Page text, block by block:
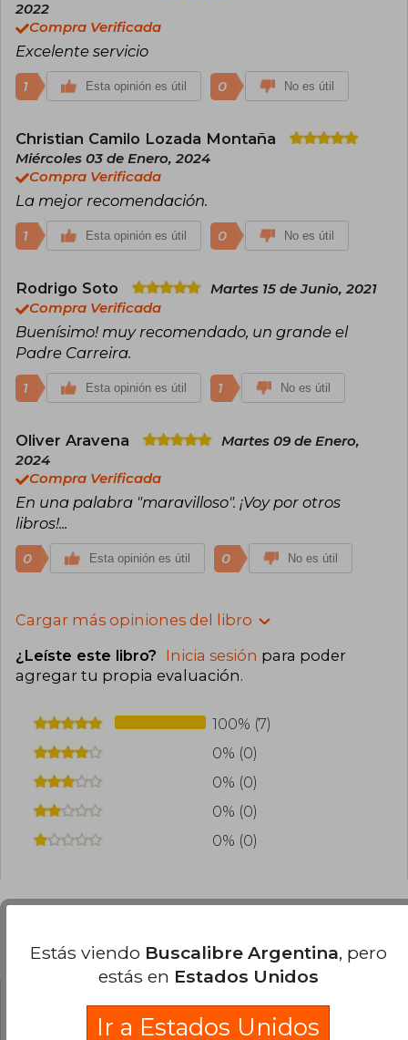
2022
Compra Verificada
Excelente servicio
1 Esta opinión es útil 0 No es útil
Christian Camilo Lozada Montaña
Miércoles 03 de Enero, 2024
Compra Verificada
La mejor recomendación.
1 Esta opinión es útil 0 No es útil
Rodrigo Soto
Martes 15 de Junio, 2021
Compra Verificada
Buenísimo! muy recomendado, un grande el
Padre Carreira.
1 Esta opinión es útil 1 No es útil
Oliver Aravena
Martes 09 de Enero,
2024
Compra Verificada
En una palabra "maravilloso". ¡Voy por otros
libros!...
0 Esta opinión es útil 0 No es útil
Cargar más opiniones del libro
¿Leíste este libro? Inicia sesión para poder
agregar tu propia evaluación.
100% (7)
0% (0)
0% (0)
0% (0)
0% (0)
Preguntas frecuentes sobre el libro
¿El libro es original?
Estás viendo Buscalibre Argentina, pero
estás en Estados Unidos
Ir a Estados Unidos